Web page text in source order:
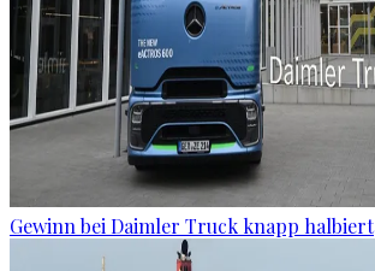
Gewinn bei Daimler Truck knapp halbiert